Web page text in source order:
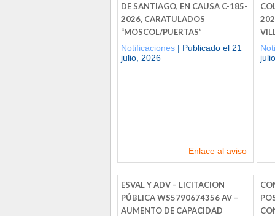
DE SANTIAGO, EN CAUSA C-185-
2026, CARATULADOS
“MOSCOL/PUERTAS”
Notificaciones | Publicado el 21
julio, 2026
Enlace al aviso
ESVAL Y ADV – LICITACION
PÚBLICA WS5790674356 AV –
AUMENTO DE CAPACIDAD